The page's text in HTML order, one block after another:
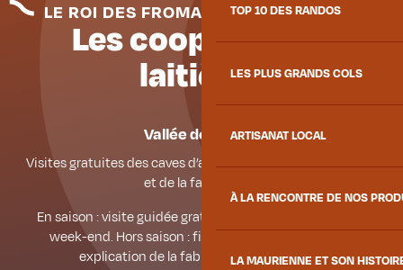
TOP 10 DES RANDOS
LES PLUS GRANDS COLS
ARTISANAT LOCAL
À LA RENCONTRE DE NOS
LA MAURIENNE ET SON
LE ROI DES FROMAGES, LE BEAUFORT
Les coopératives
laitières
Vallée des Arves
Visites gratuites des caves d’affinage du fromage Beaufort
et de la fabrication.
En saison : visite guidée gratuite tous les matins sauf le
week-end. Hors saison : film sur l’alpage de la vallée,
explication de la fabrication de Beaufort.